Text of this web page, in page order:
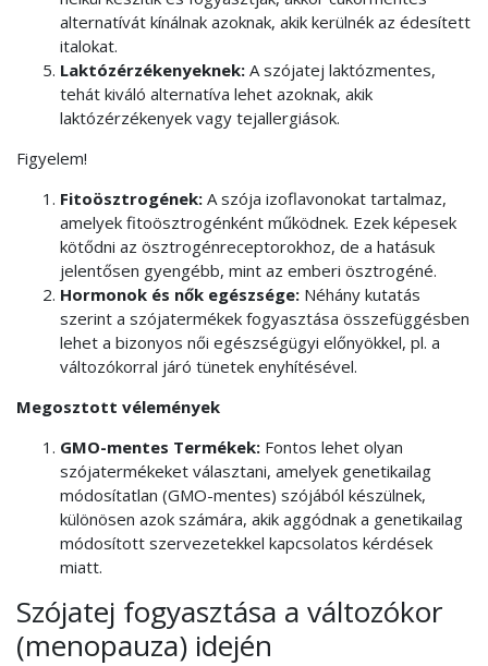
alternatívát kínálnak azoknak, akik kerülnék az édesített
italokat.
Laktózérzékenyeknek: A szójatej laktózmentes,
tehát kiváló alternatíva lehet azoknak, akik
laktózérzékenyek vagy tejallergiások.
Figyelem!
Fitoösztrogének: A szója izoflavonokat tartalmaz,
amelyek fitoösztrogénként működnek. Ezek képesek
kötődni az ösztrogénreceptorokhoz, de a hatásuk
jelentősen gyengébb, mint az emberi ösztrogéné.
Hormonok és nők egészsége: Néhány kutatás
szerint a szójatermékek fogyasztása összefüggésben
lehet a bizonyos női egészségügyi előnyökkel, pl. a
változókorral járó tünetek enyhítésével.
Megosztott vélemények
GMO-mentes Termékek: Fontos lehet olyan
szójatermékeket választani, amelyek genetikailag
módosítatlan (GMO-mentes) szójából készülnek,
különösen azok számára, akik aggódnak a genetikailag
módosított szervezetekkel kapcsolatos kérdések
miatt.
Szójatej fogyasztása a változókor
(menopauza) idején